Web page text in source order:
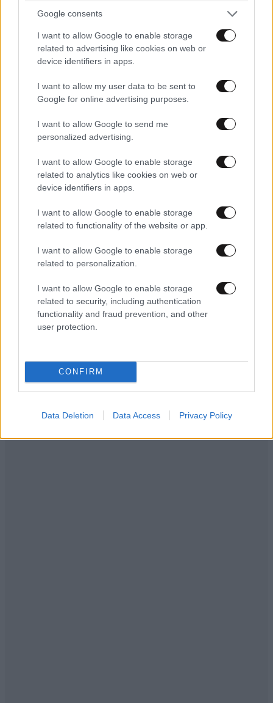
Google consents
I want to allow Google to enable storage
related to advertising like cookies on web or
device identifiers in apps.
I want to allow my user data to be sent to
Google for online advertising purposes.
I want to allow Google to send me
personalized advertising.
I want to allow Google to enable storage
related to analytics like cookies on web or
device identifiers in apps.
I want to allow Google to enable storage
related to functionality of the website or app.
I want to allow Google to enable storage
related to personalization.
I want to allow Google to enable storage
related to security, including authentication
functionality and fraud prevention, and other
user protection.
CONFIRM
Data Deletion Data Access Privacy Policy
Διαβάστε και ακολουθήστε τους κανόνες σχολιασμού
TRENDING
LIFESTYLE08·08·2026 19:12
ευτυχίας δεδομένη»